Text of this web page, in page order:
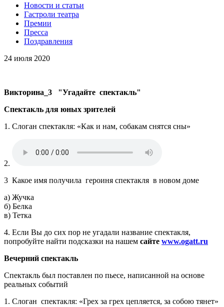
Новости и статьи
Гастроли театра
Премии
Пресса
Поздравления
24 июля 2020
Викторина_3 "Угадайте спектакль"
Спектакль для юных зрителей
1. Слоган спектакля: «Как и нам, собакам снятся сны»
2.
3 Какое имя получила героиня спектакля в новом доме
а) Жучка
б) Белка
в) Тетка
4. Если Вы до сих пор не угадали название спектакля,
попробуйте найти подсказки на нашем сайте www.ogatt.ru
Вечерний спектакль
Спектакль был поставлен по пьесе, написанной на основе
реальных событий
1. Слоган спектакля: «Грех за грех цепляется, за собою тянет»